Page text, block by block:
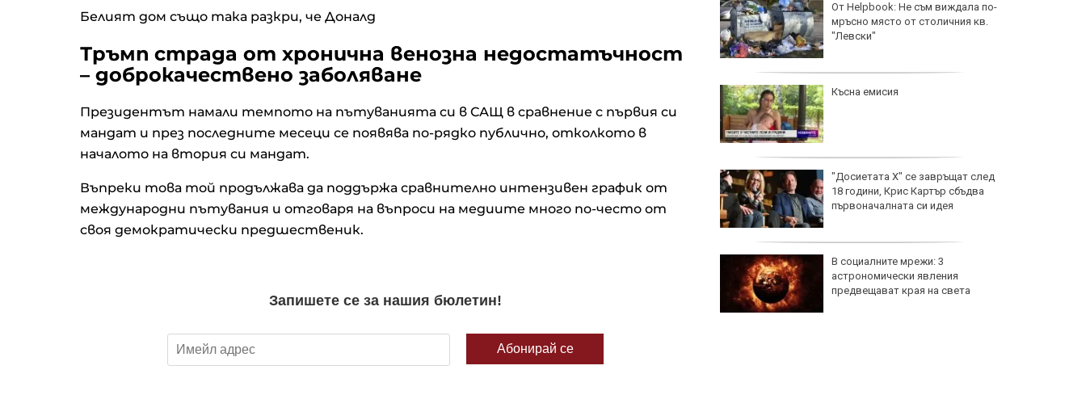
Белият дом също така разкри, че Доналд
Тръмп страда от хронична венозна недостатъчност
– доброкачествено заболяване
Президентът намали темпото на пътуванията си в САЩ в сравнение с първия си
мандат и през последните месеци се появява по-рядко публично, отколкото в
началото на втория си мандат.
Въпреки това той продължава да поддържа сравнително интензивен график от
международни пътувания и отговаря на въпроси на медиите много по-често от
своя демократически предшественик.
европейските институции
с Оман за корабоплаването през
достигна рекорд, докато светът
се бори за доставки
18 години, Крис Картър сбъдва
първоначалната си идея
ЦСКА 1948 измъкна ценно реми
срещу Панатинайкос в Атина
Левски трепери и за Евертон
Кайрат разпродаде стадиона за
реванша с Левски
Реал Мадрид договори Ян
Диоманде